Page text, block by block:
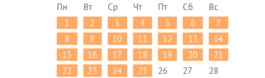
Пн
Вт Ср Чт Пт Сб
Вс
1
2 3 4 5 6
7
8
9 10 11 12 13
14
15
16 17 18 19 20
21
22
23 24 25 26 27 28